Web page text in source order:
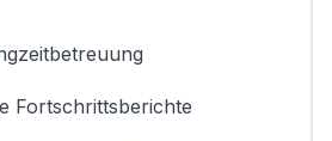
Fortschrittsberichte